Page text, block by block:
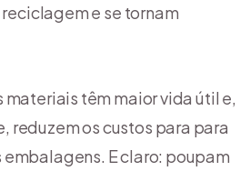
e se tornam
materiais têm maior vida útil e,
reduzem os custos para para
E claro: poupam